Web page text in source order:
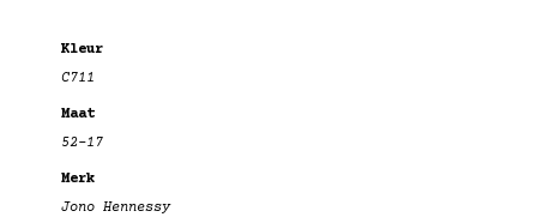
Kleur
C711
Maat
52-17
Merk
Jono Hennessy